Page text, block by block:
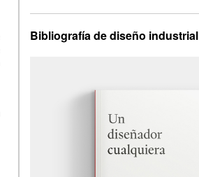
Bibliografía de diseño industrial